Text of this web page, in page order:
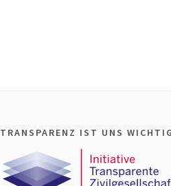
TRANSPARENZ IST UNS